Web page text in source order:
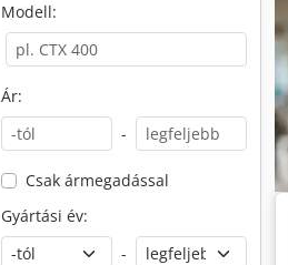
Modell:
Ár:
-
Csak ármegadással
Gyártási év:
-